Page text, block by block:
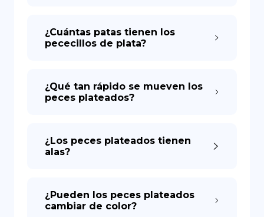
¿Cuántas patas tienen los
pececillos de plata?
¿Qué tan rápido se mueven los
peces plateados?
¿Los peces plateados tienen
alas?
¿Pueden los peces plateados
cambiar de color?